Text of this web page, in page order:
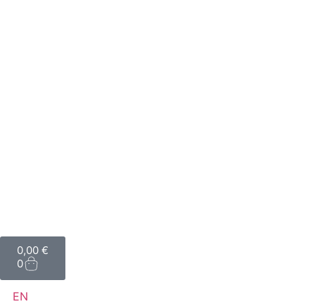
0,00 €
0
EN